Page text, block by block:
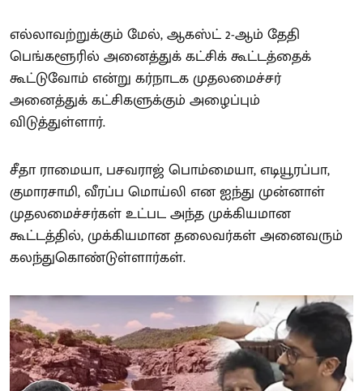
எல்லாவற்றுக்கும் மேல், ஆகஸ்ட் 2-ஆம் தேதி
பெங்களூரில் அனைத்துக் கட்சிக் கூட்டத்தைக்
கூட்டுவோம் என்று கர்நாடக முதலமைச்சர்
அனைத்துக் கட்சிகளுக்கும் அழைப்பும்
விடுத்துள்ளார்.
சீதா ராமையா, பசவராஜ் பொம்மையா, எடியூரப்பா,
குமாரசாமி, வீரப்ப மொய்லி என ஐந்து முன்னாள்
முதலமைச்சர்கள் உட்பட அந்த முக்கியமான
கூட்டத்தில், முக்கியமான தலைவர்கள் அனைவரும்
கலந்துகொண்டுள்ளார்கள்.